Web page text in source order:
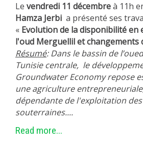
Le vendredi 11 décembreà 11h
Hamza Jerbi a présenté ses
« Evolution de la disponibilité en
l'oud Merguellil et changements
Résumé: Dans le bassin de
Tunisie centrale, le
Groundwater Economy repose
une agriculture
dépendante de l'exploitation
souterraines....
Read more...